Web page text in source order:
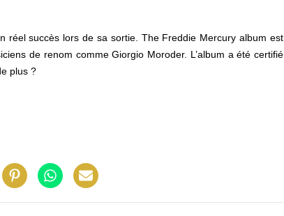
réel succès lors de sa sortie. The Freddie Mercury album est
de renom comme Giorgio Moroder. L’album a été certifié
plus ?